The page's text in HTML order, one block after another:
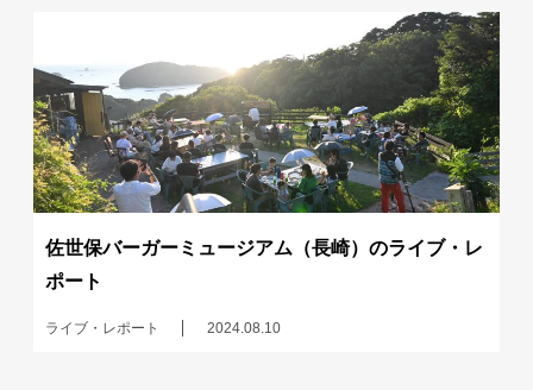
佐世保バーガーミュージアム（長崎）のライブ・レ
ポート
ライブ・レポート 2024.08.10